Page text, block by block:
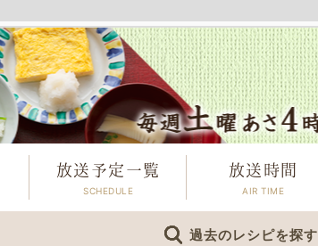
放送予定一覧 放送時間
過去のレシピを探す